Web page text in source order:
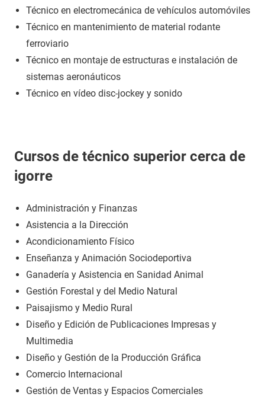
Técnico en electromecánica de vehículos automóviles
Técnico en mantenimiento de material rodante
ferroviario
Técnico en montaje de estructuras e instalación de
sistemas aeronáuticos
Técnico en vídeo disc-jockey y sonido
Cursos de técnico superior cerca de
igorre
Administración y Finanzas
Asistencia a la Dirección
Acondicionamiento Físico
Enseñanza y Animación Sociodeportiva
Ganadería y Asistencia en Sanidad Animal
Gestión Forestal y del Medio Natural
Paisajismo y Medio Rural
Diseño y Edición de Publicaciones Impresas y
Multimedia
Diseño y Gestión de la Producción Gráfica
Comercio Internacional
Gestión de Ventas y Espacios Comerciales